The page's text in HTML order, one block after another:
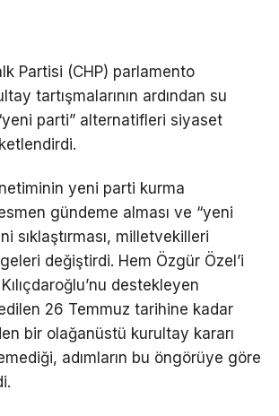
Partisi (CHP) parlamento
tartışmalarının ardından su
parti” alternatifleri siyaset
yeni parti kurma
gündeme alması ve “yeni
sıklaştırması, milletvekilleri
değiştirdi. Hem Özgür Özel’i
destekleyen
26 Temmuz tarihine kadar
bir olağanüstü kurultay kararı
adımların bu öngörüye göre